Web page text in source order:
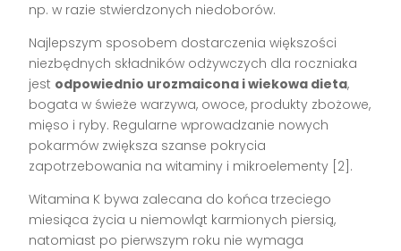
np. w razie stwierdzonych niedoborów.
Najlepszym sposobem dostarczenia większości
niezbędnych składników odżywczych dla roczniaka
jest odpowiednio urozmaicona i wiekowa dieta,
bogata w świeże warzywa, owoce, produkty zbożowe,
mięso i ryby. Regularne wprowadzanie nowych
pokarmów zwiększa szanse pokrycia
zapotrzebowania na witaminy i mikroelementy [2] .
Witamina K bywa zalecana do końca trzeciego
miesiąca życia u niemowląt karmionych piersią,
natomiast po pierwszym roku nie wymaga